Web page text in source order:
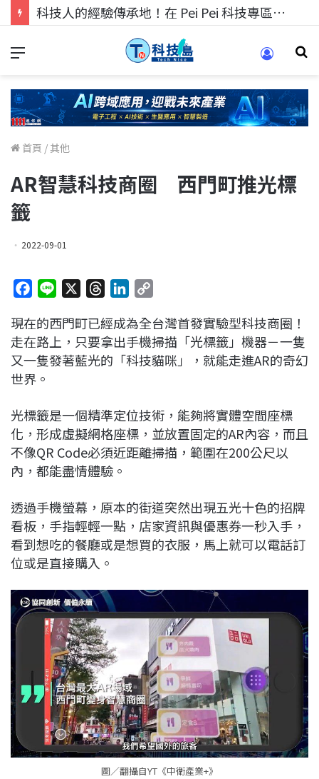
科技人找工作，就到TECH+ 科技專區!
首頁 /其他
AR智慧科技商圈 西門町推光標
籤
2022-09-01
c
e
b
o
k
n
e
r
e
a
n
k
e
n
p
y
L
k
現在的西門町已經成為全台灣首發實驗型科技商圈！
走在路上，只要拿出手機掃描「光標籤」機器－一隻
又一隻發著藍光的「科技貓咪」，就能走進AR的奇幻
世界。
光標籤是一個精準定位技術，能夠將實體空間座標
化，形成虛擬網格座標，並放置固定的AR內容，而且
不像QR Code必須近距離掃描，範圍在200公尺以
內，都能盡情體驗。
透過手機螢幕，原本的街道突然出現五光十色的招牌
看板，手指輕輕一點，店家資訊與優惠券一秒入手，
看到想吃的餐廳或是想買的衣服，馬上就可以電話訂
位或是直接購入。
圖／翻攝自YT《中衛產業+》